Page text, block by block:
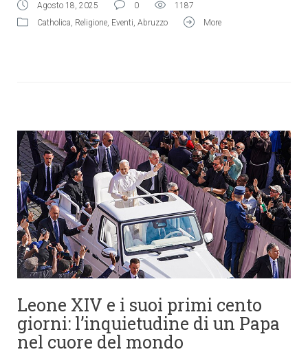
Agosto 18, 2025 0
1187
Catholica, Religione, Eventi, Abruzzo More
Leone XIV e i suoi primi cento
giorni: l’inquietudine di un Papa
nel cuore del mondo